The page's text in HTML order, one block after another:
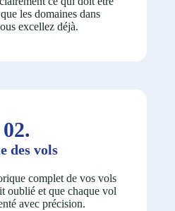
les domaines dans
excellez déjà.
02.
des vols
complet de vos vols
oublié et que chaque vol
avec précision.